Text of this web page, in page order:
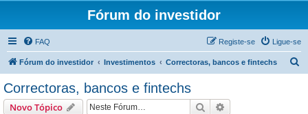
Fórum do investidor
FAQ Ligue-se
Registe-se
Fórum do investidor Investimentos Correctoras, bancos e fintechs
Correctoras, bancos e fintechs
Novo Tópico Pesquisar